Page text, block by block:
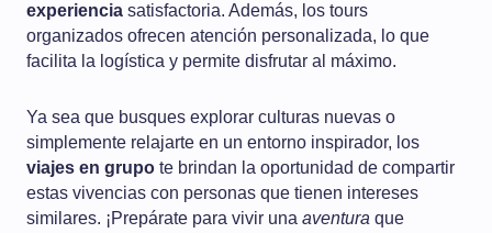
experiencia satisfactoria. Además, los tours
organizados ofrecen atención personalizada, lo que
facilita la logística y permite disfrutar al máximo.
Ya sea que busques explorar culturas nuevas o
simplemente relajarte en un entorno inspirador, los
viajes en grupo te brindan la oportunidad de compartir
estas vivencias con personas que tienen intereses
similares. ¡Prepárate para vivir una aventura que